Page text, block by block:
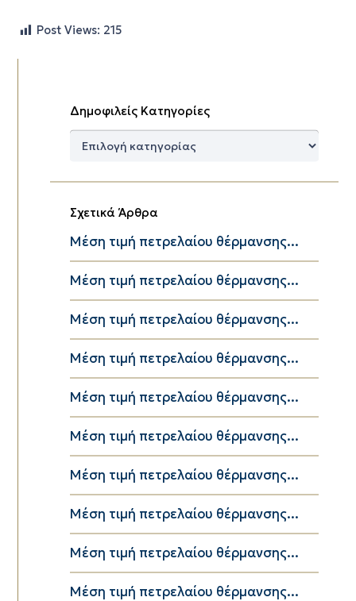
Post Views: 215
Δημοφιλείς Κατηγορίες
Δημοφιλείς
Σχετικά Άρθρα
Μέση τιμή πετρελαίου θέρμανσης...
Μέση τιμή πετρελαίου θέρμανσης...
Μέση τιμή πετρελαίου θέρμανσης...
Μέση τιμή πετρελαίου θέρμανσης...
Μέση τιμή πετρελαίου θέρμανσης...
Μέση τιμή πετρελαίου θέρμανσης...
Μέση τιμή πετρελαίου θέρμανσης...
Μέση τιμή πετρελαίου θέρμανσης...
Μέση τιμή πετρελαίου θέρμανσης...
Μέση τιμή πετρελαίου θέρμανσης...